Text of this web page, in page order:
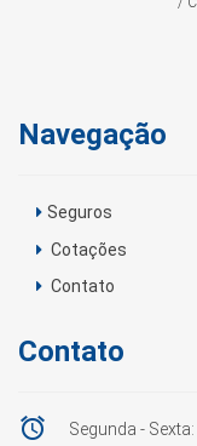
Navegação
Seguros
Cotações
Contato
Contato
 Segunda -